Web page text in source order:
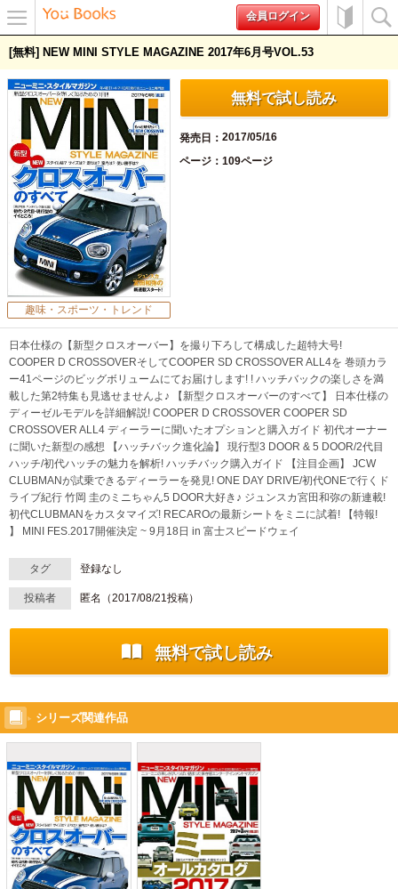
ー
会員ログイン
[無料] NEW MINI STYLE MAGAZINE 2017年6月号VOL.53
趣味・スポーツ・トレンド
無料で試し読み
発売日
2017/05/16
ページ
109ページ
日本仕様の【新型クロスオーバー】を撮り下ろして構成した超特大号!
COOPER D CROSSOVERそしてCOOPER SD CROSSOVER ALL4を 巻頭カラ
ー41ページのビッグボリュームにてお届けします! ! ハッチバックの楽しさを満
載した第2特集も見逃せませんよ♪ 【新型クロスオーバーのすべて】 日本仕様の
ディーゼルモデルを詳細解説! COOPER D CROSSOVER COOPER SD
CROSSOVER ALL4 ディーラーに聞いたオプションと購入ガイド 初代オーナー
に聞いた新型の感想 【ハッチバック進化論】 現行型3 DOOR & 5 DOOR/2代目
ハッチ/初代ハッチの魅力を解析! ハッチバック購入ガイド 【注目企画】 JCW
CLUBMANが試乗できるディーラーを発見! ONE DAY DRIVE/初代ONEで行くド
ライブ紀行 竹岡 圭のミニちゃん5 DOOR大好き♪ ジュンスカ宮田和弥の新連載!
初代CLUBMANをカスタマイズ! RECAROの最新シートをミニに試着! 【特報!
】 MINI FES.2017開催決定 ~ 9月18日 in 富士スピードウェイ
タグ 登録なし
投稿者 匿名（2017/08/21 投稿）
無料で試し読み
シリーズ関連作品